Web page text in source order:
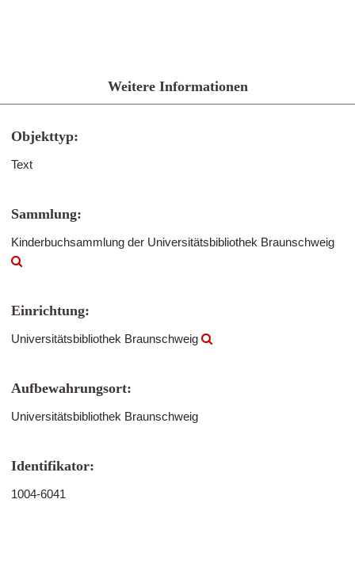
Weitere Informationen
Objekttyp:
Text
Sammlung:
Kinderbuchsammlung der Universitätsbibliothek Braunschweig
Einrichtung:
Universitätsbibliothek Braunschweig
Aufbewahrungsort:
Universitätsbibliothek Braunschweig
Identifikator:
1004-6041